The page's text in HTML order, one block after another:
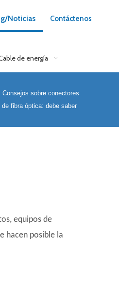
Noticias Contáctenos
de energía
Consejos sobre conectores
de fibra óptica: debe saber
equipos de
hacen posible la